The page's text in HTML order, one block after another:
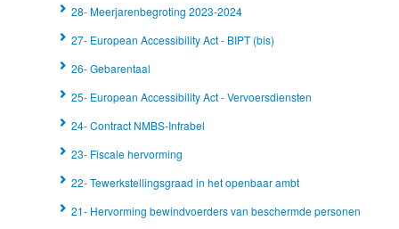
28- Meerjarenbegroting 2023-2024
27- European Accessibility Act - BIPT (bis)
26- Gebarentaal
25- European Accessibility Act - Vervoersdiensten
24- Contract NMBS-Infrabel
23- Fiscale hervorming
22- Tewerkstellingsgraad in het openbaar ambt
21- Hervorming bewindvoerders van beschermde personen